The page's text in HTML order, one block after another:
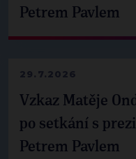
Petrem Pavlem
29.7.2026
Vzkaz Matěje
po setkání s
Petrem Pavlem